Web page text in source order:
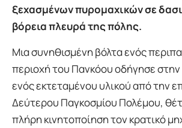
ξεχασμένων πυρομαχικών σε
βόρεια πλευρά της πόλης.
Μια συνηθισμένη βόλτα ενός
περιοχή του Πανκόου οδήγησε
ενός εκτεταμένου υλικού από την
Δεύτερου Παγκοσμίου Πολέμου,
πλήρη κινητοποίηση τον κρατικό